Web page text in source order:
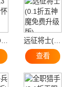
冒险王3OL(0.1折怀旧服)
远征将士(0.1折五神魔免费升级版)
查看